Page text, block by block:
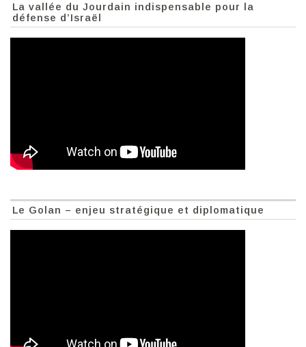
La vallée du Jourdain indispensable pour la
défense d’Israël
Le Golan – enjeu stratégique et diplomatique